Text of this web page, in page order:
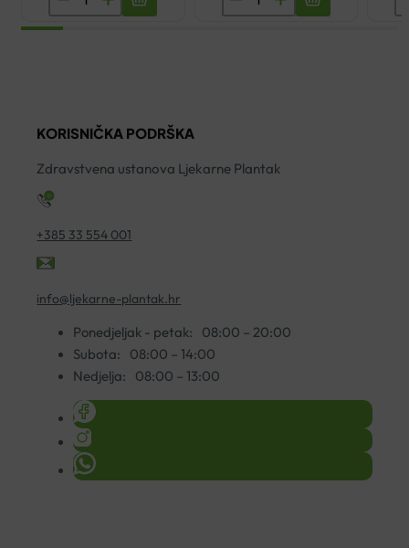
MAGNEZIJ
ZA
količina
KORISNIČKA PODRŠKA
Zdravstvena ustanova Ljekarne Plantak
+385 33 554 001
info@ljekarne-plantak.hr
Ponedjeljak - petak:
08:00 – 20:00
Subota:
08:00 – 14:00
Nedjelja:
08:00 – 13:00